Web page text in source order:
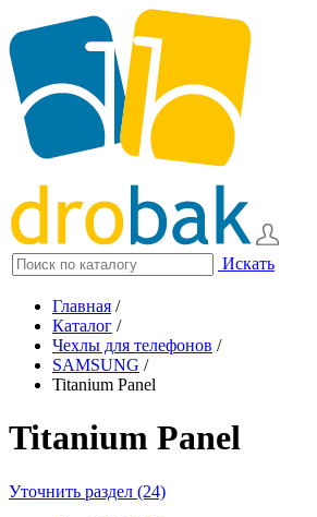
Искать
Главная /
Каталог /
Чехлы для телефонов /
SAMSUNG /
Titanium Panel
Titanium Panel
Уточнить раздел (24)